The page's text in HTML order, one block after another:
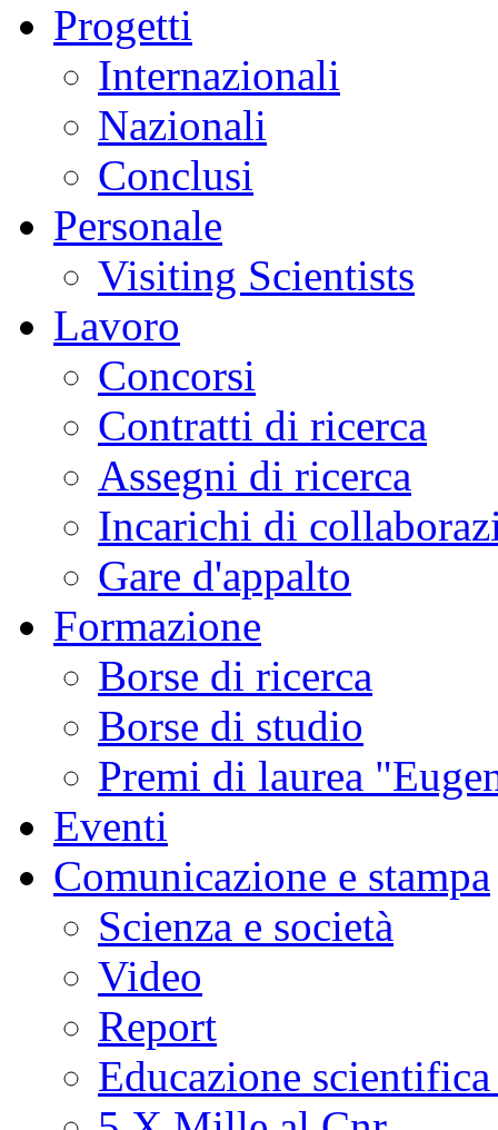
Progetti
Internazionali
Nazionali
Conclusi
Personale
Visiting Scientists
Lavoro
Concorsi
Contratti di ricerca
Assegni di ricerca
Incarichi di
Gare d'appalto
Formazione
Borse di ricerca
Borse di studio
Premi di laurea
Eventi
Comunicazione e stampa
Scienza e società
Video
Report
Educazione